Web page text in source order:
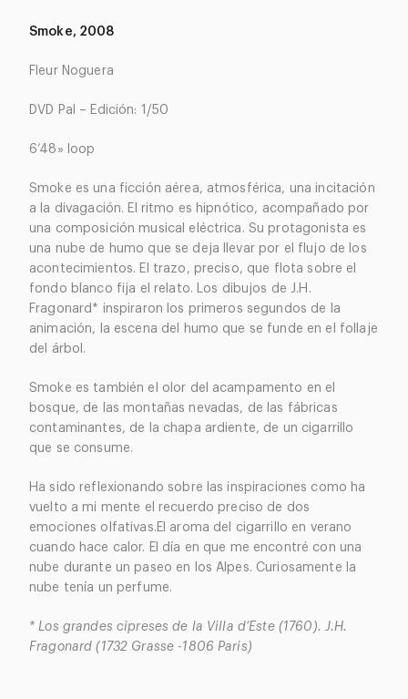
Smoke, 2008
Fleur Noguera
DVD Pal – Edición: 1/50
6’48» loop
Smoke es una ficción aérea, atmosférica, una incitación
a la divagación. El ritmo es hipnótico, acompañado por
una composición musical eléctrica. Su protagonista es
una nube de humo que se deja llevar por el flujo de los
acontecimientos. El trazo, preciso, que flota sobre el
fondo blanco fija el relato. Los dibujos de J.H.
Fragonard* inspiraron los primeros segundos de la
animación, la escena del humo que se funde en el follaje
del árbol.
Smoke es también el olor del acampamento en el
bosque, de las montañas nevadas, de las fábricas
contaminantes, de la chapa ardiente, de un cigarrillo
que se consume.
Ha sido reflexionando sobre las inspiraciones como ha
vuelto a mi mente el recuerdo preciso de dos
emociones olfativas.El aroma del cigarrillo en verano
cuando hace calor. El día en que me encontré con una
nube durante un paseo en los Alpes. Curiosamente la
nube tenía un perfume.
* Los grandes cipreses de la Villa d’Este (1760). J.H.
Fragonard (1732 Grasse -1806 Paris)